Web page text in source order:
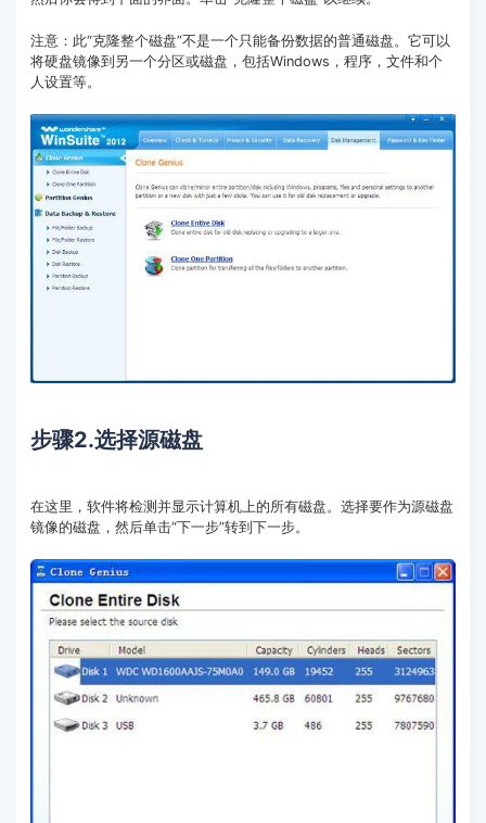
注意：此“克隆整个磁盘”不是一个只能备份数据的普通磁盘。它可以
将硬盘镜像到另一个分区或磁盘，包括Windows，程序，文件和个
人设置等。
步骤2.选择源磁盘
在这里，软件将检测并显示计算机上的所有磁盘。选择要作为源磁盘
镜像的磁盘，然后单击“下一步”转到下一步。